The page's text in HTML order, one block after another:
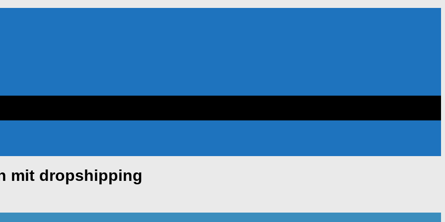
mit dropshipping